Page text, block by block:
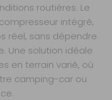
routières. Le
intégré,
réel, sans dépendre
Une solution idéale
en terrain varié, où
camping-car ou